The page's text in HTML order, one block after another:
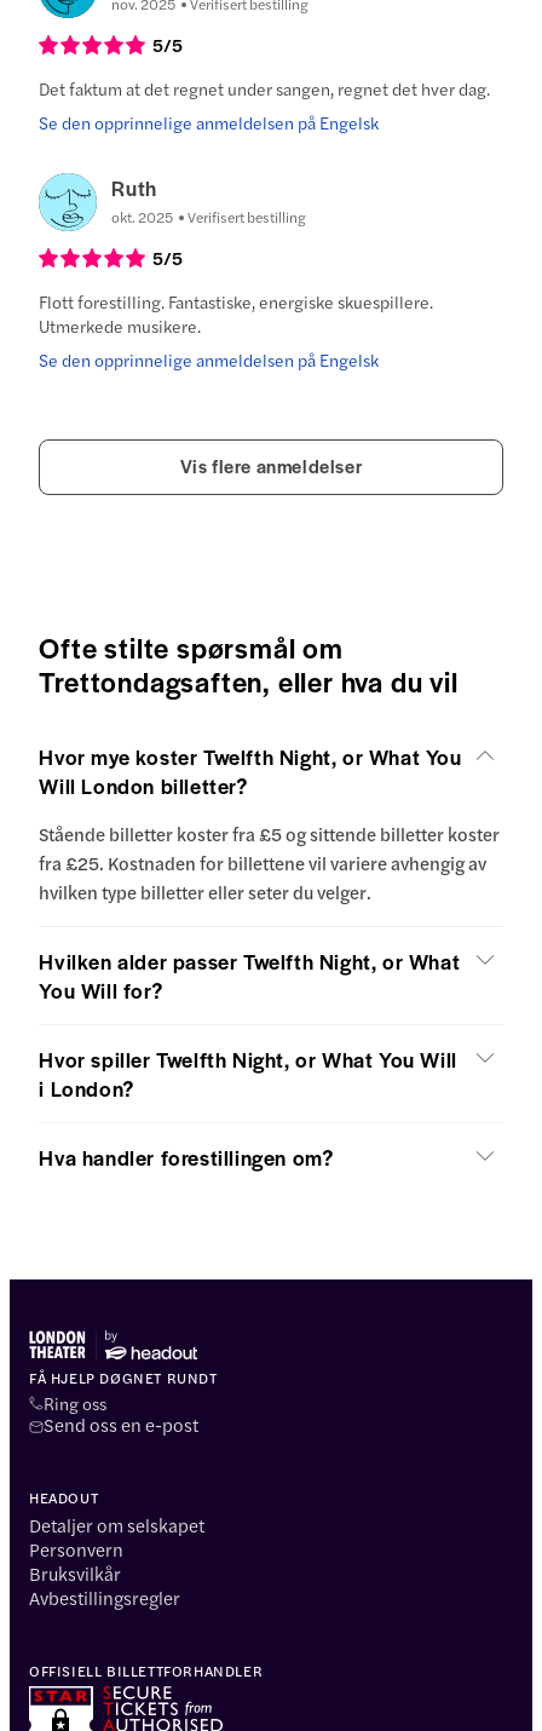
5/5
Det faktum at det regnet under sangen, regnet det hver dag.
Se den opprinnelige anmeldelsen på Engelsk
Ruth
okt. 2025 Verifisert bestilling
5/5
Flott forestilling. Fantastiske, energiske skuespillere.
Utmerkede musikere.
Se den opprinnelige anmeldelsen på Engelsk
Vis flere anmeldelser
Ofte stilte spørsmål om
Trettondagsaften, eller hva du vil
Hvor mye koster Twelfth Night, or What You
Will London billetter?
Stående billetter koster fra £5 og sittende billetter koster
fra £25. Kostnaden for billettene vil variere avhengig av
hvilken type billetter eller seter du velger.
Hvilken alder passer Twelfth Night, or What
You Will for?
Hvor spiller Twelfth Night, or What You Will
i London?
Hva handler forestillingen om?
FÅ HJELP DØGNET RUNDT
Ring oss
Send oss en e-post
HEADOUT
Detaljer om selskapet
Personvern
Bruksvilkår
Avbestillingsregler
OFFISIELL BILLETTFORHANDLER